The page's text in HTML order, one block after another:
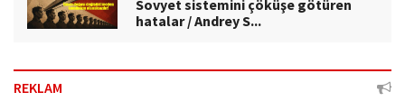
Sovyet sistemini çöküşe götüren
hatalar / Andrey S...
REKLAM